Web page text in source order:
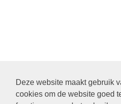
Deze website maakt gebruik
cookies om de website goed